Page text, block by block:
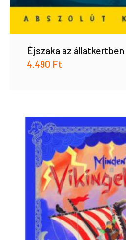
Éjszaka az állatkertben
4.490 Ft